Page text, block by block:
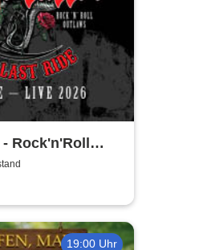
Rock'n'Roll
Last Ride
19:00 Uhr